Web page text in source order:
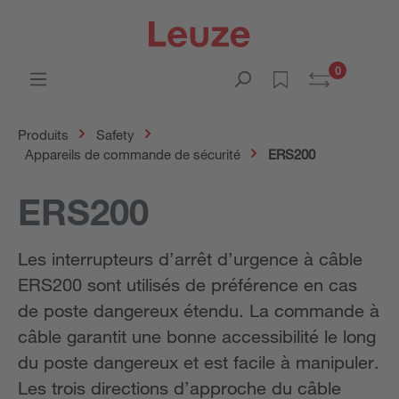
0
Produits
Safety
Appareils de commande de sécurité
ERS200
ERS200
Les interrupteurs d’arrêt d’urgence à câble
ERS200 sont utilisés de préférence en cas
de poste dangereux étendu. La commande à
câble garantit une bonne accessibilité le long
du poste dangereux et est facile à manipuler.
Les trois directions d’approche du câble